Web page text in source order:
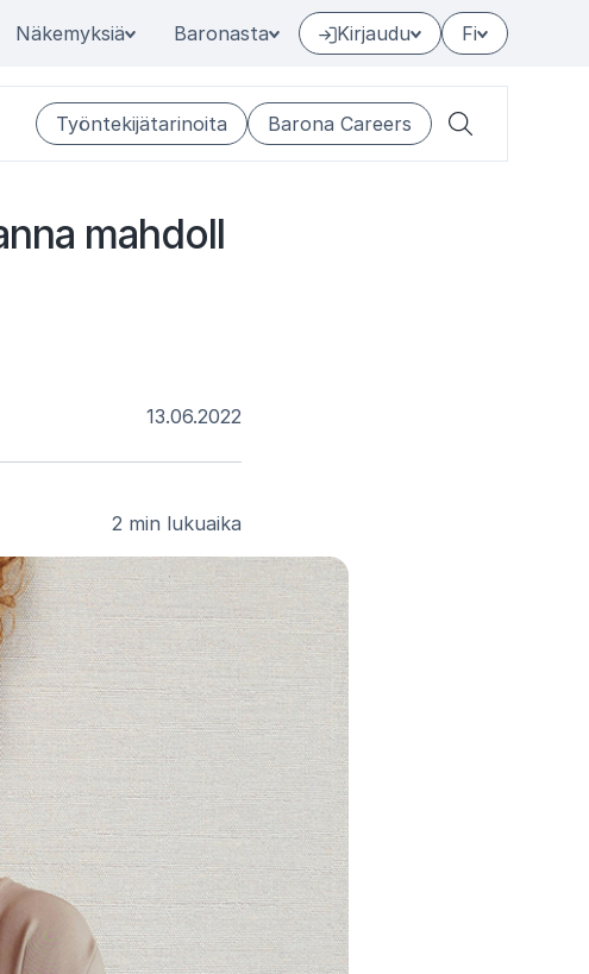
Näkemyksiä Baronasta Kirjaudu Fi
Työntekijätarinoita Barona Careers Hae
mah­dol­l
13.06.2022
2 min lukuaika